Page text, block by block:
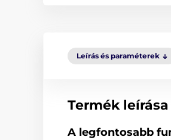
Leírás és paraméterek
Termék leírása
A legfontosabb